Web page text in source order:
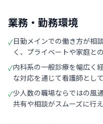
業務・勤務環境
✓日勤メインでの働き方が相
く、プライベートや家庭と
✓内科系の一般診療を幅広く
な対応を通じて看護師とし
✓少人数の職場ならではの風
共有や相談がスムーズに行